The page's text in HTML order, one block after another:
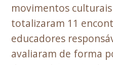
movimentos
totalizaram 11
educadores
avaliaram de forma